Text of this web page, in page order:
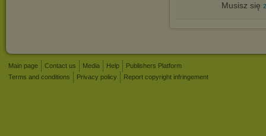
Musisz się
Main page Contact us Media Help
Publishers Platform
Terms and conditions
Privacy policy Report copyright infringement